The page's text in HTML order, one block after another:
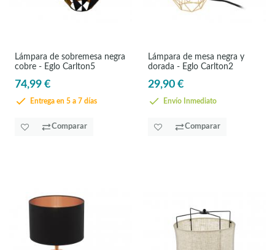
Lámpara de sobremesa negra
cobre - Eglo Carlton5
74,99 €
Entrega en 5 a 7 días
Comparar
Lámpara de mesa negra y
dorada - Eglo Carlton2
29,90 €
Envío Inmediato
Comparar